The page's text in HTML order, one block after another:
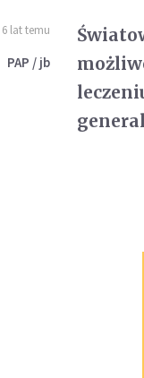
6 lat temu
PAP / jb